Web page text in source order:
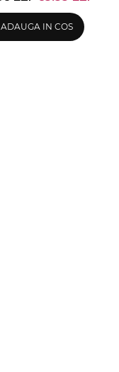
ADAUGA IN COS